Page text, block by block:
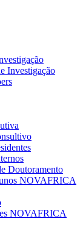
Investigação
Doutoramento
NOVAFRICA
NOVAFRICA